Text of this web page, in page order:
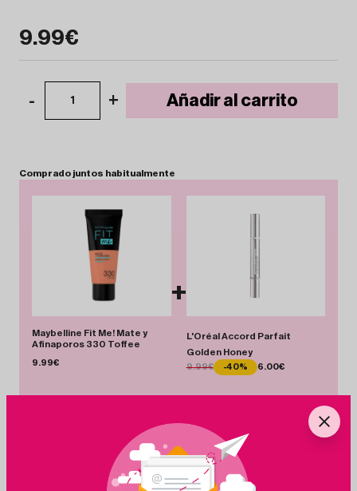
9.99€
- 1 + Añadir al carrito
Comprado juntos habitualmente
Maybelline Fit Me! Mate y
Afinaporos 330 Toffee
9.99€
+
L'Oréal Accord Parfait
Golden Honey
9.99€ -40% 6.00€
Total 15.99 €